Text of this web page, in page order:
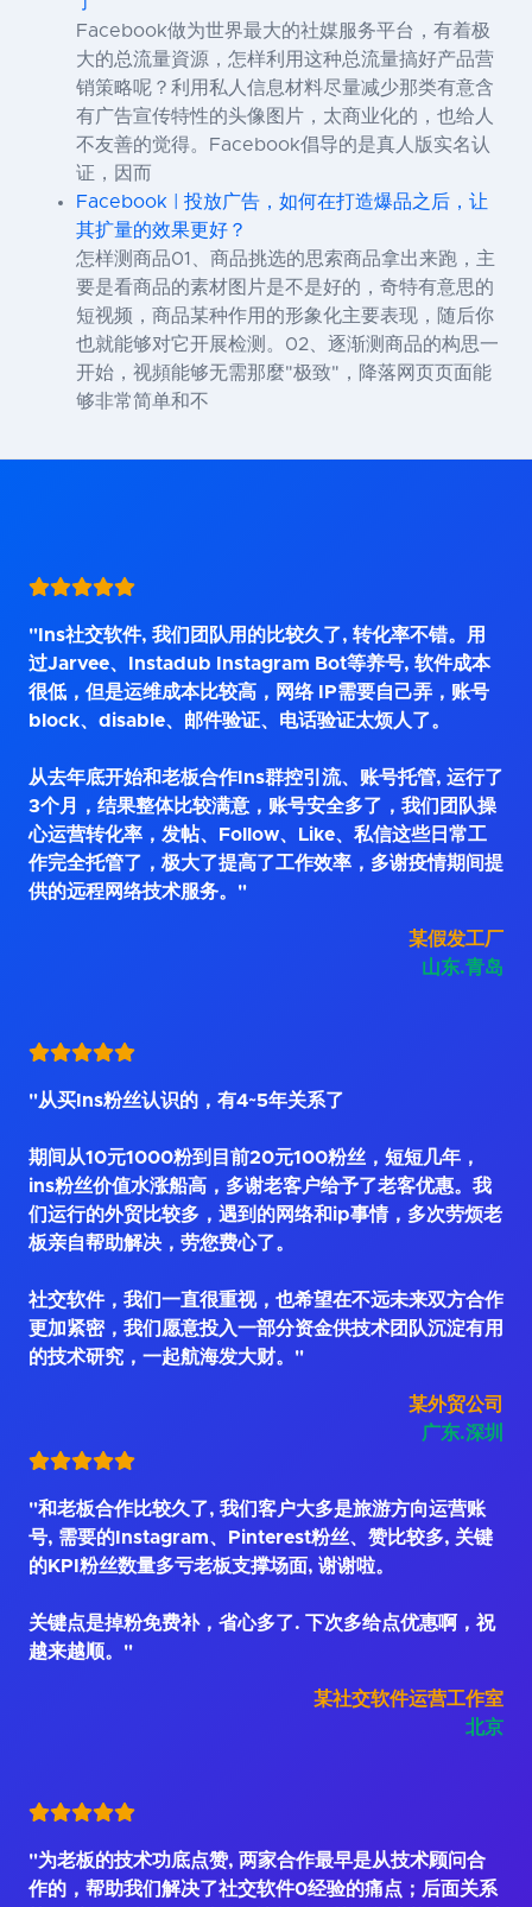
Facebook做为世界最大的社媒服务平台，有着极
大的总流量資源，怎样利用这种总流量搞好产品营
销策略呢？利用私人信息材料尽量减少那类有意含
有广告宣传特性的头像图片，太商业化的，也给人
不友善的觉得。Facebook倡导的是真人版实名认
证，因而
Facebook | 投放广告，如何在打造爆品之后，让
其扩量的效果更好？
怎样测商品01、商品挑选的思索商品拿出来跑，主
要是看商品的素材图片是不是好的，奇特有意思的
短视频，商品某种作用的形象化主要表现，随后你
也就能够对它开展检测。02、逐渐测商品的构思一
开始，视頻能够无需那麼"极致"，降落网页页面能
够非常简单和不
"Ins社交软件, 我们团队用的比较久了, 转化率不错。用
过Jarvee、Instadub Instagram Bot等养号, 软件成本
很低，但是运维成本比较高，网络 IP需要自己弄，账号
block、disable、邮件验证、电话验证太烦人了。
从去年底开始和老板合作Ins群控引流、账号托管, 运行了
3个月，结果整体比较满意，账号安全多了，我们团队操
心运营转化率，发帖、Follow、Like、私信这些日常工
作完全托管了，极大了提高了工作效率，多谢疫情期间提
供的远程网络技术服务。"
某假发工厂
山东.青岛
"从买Ins粉丝认识的，有4~5年关系了
期间从10元1000粉到目前20元100粉丝，短短几年，
ins粉丝价值水涨船高，多谢老客户给予了老客优惠。我
们运行的外贸比较多，遇到的网络和ip事情，多次劳烦老
板亲自帮助解决，劳您费心了。
社交软件，我们一直很重视，也希望在不远未来双方合作
更加紧密，我们愿意投入一部分资金供技术团队沉淀有用
的技术研究，一起航海发大财。"
某外贸公司
广东.深圳
"和老板合作比较久了, 我们客户大多是旅游方向运营账
号, 需要的Instagram、Pinterest粉丝、赞比较多, 关键
的KPI粉丝数量多亏老板支撑场面, 谢谢啦。
关键点是掉粉免费补，省心多了. 下次多给点优惠啊，祝
越来越顺。"
某社交软件运营工作室
北京
"为老板的技术功底点赞, 两家合作最早是从技术顾问合
作的，帮助我们解决了社交软件0经验的痛点；后面关系